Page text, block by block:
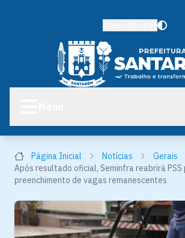
Página Inicial Notícias
Gerais
Após resultado oficial, Seminfra reabrirá PSS
preenchimento de vagas remanescentes